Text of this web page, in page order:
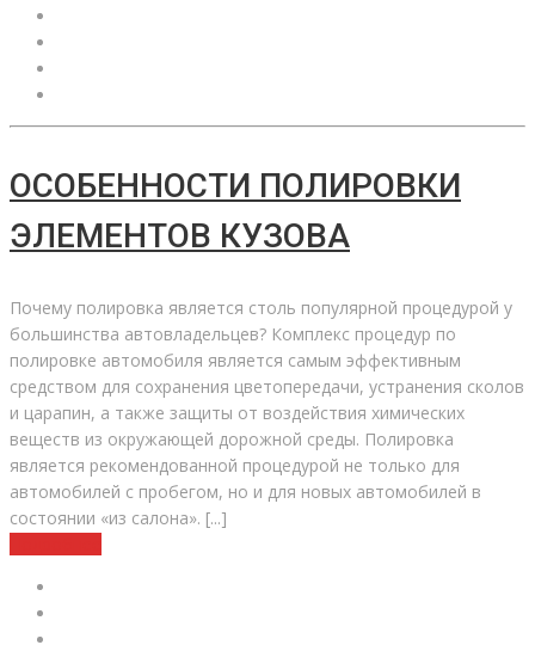
ОСОБЕННОСТИ ПОЛИРОВКИ
ЭЛЕМЕНТОВ КУЗОВА
Почему полировка является столь популярной процедурой у
большинства автовладельцев? Комплекс процедур по
полировке автомобиля является самым эффективным
средством для сохранения цветопередачи, устранения сколов
и царапин, а также защиты от воздействия химических
веществ из окружающей дорожной среды. Полировка
является рекомендованной процедурой не только для
автомобилей с пробегом, но и для новых автомобилей в
состоянии «из салона». [...]